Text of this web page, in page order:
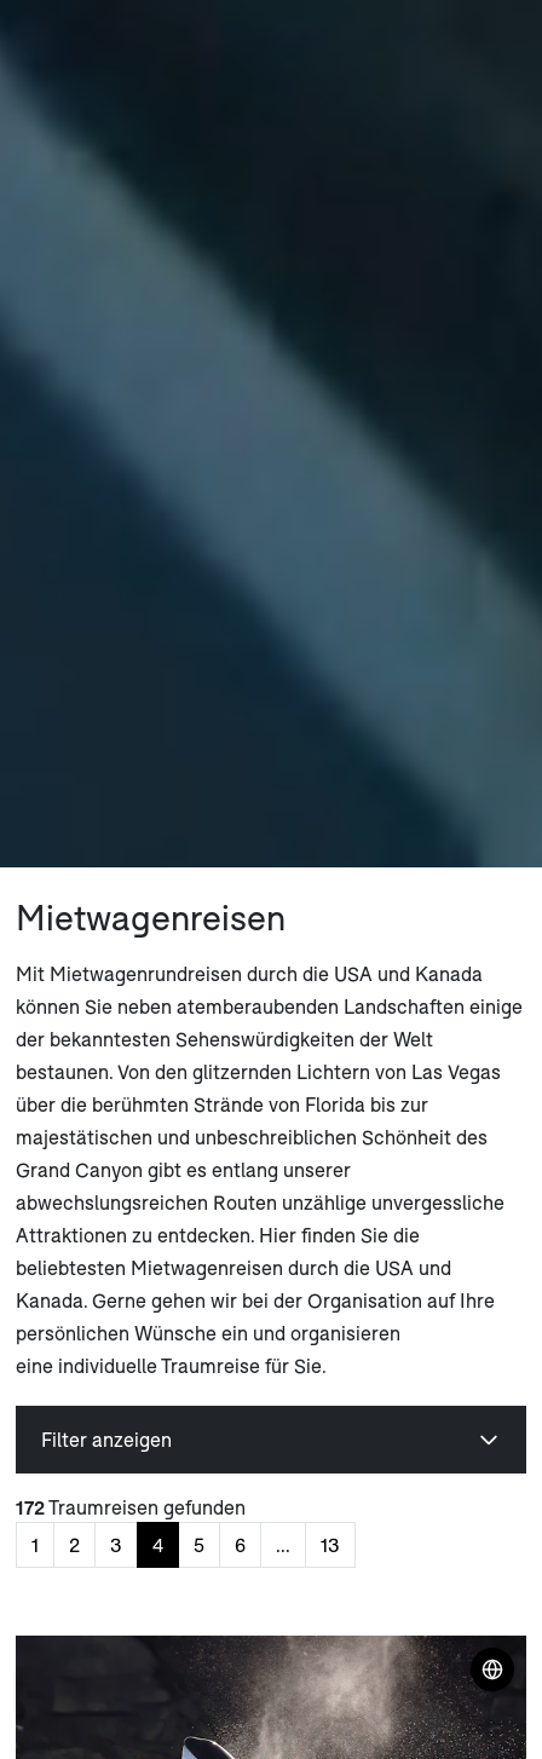
Mietwagenreisen
Mit Mietwagenrundreisen durch die USA und Kanada
können Sie neben atemberaubenden Landschaften einige
der bekanntesten Sehenswürdigkeiten der Welt
bestaunen. Von den glitzernden Lichtern von Las Vegas
über die berühmten Strände von Florida bis zur
majestätischen und unbeschreiblichen Schönheit des
Grand Canyon gibt es entlang unserer
abwechslungsreichen Routen unzählige unvergessliche
Attraktionen zu entdecken. Hier finden Sie die
beliebtesten Mietwagenreisen durch die USA und
Kanada. Gerne gehen wir bei der Organisation auf Ihre
persönlichen Wünsche ein und organisieren
eine individuelle Traumreise für Sie.
Filter anzeigen
172Traumreisen gefunden
1
2 3 4 5 6 13